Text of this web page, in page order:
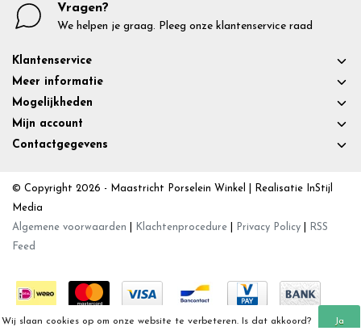
Vragen?
We helpen je graag. Pleeg onze klantenservice raad
Klantenservice
Meer informatie
Mogelijkheden
Mijn account
Contactgegevens
© Copyright 2026 - Maastricht Porselein Winkel | Realisatie InStijl
Media
Algemene voorwaarden
Klachtenprocedure Privacy Policy
RSS
Feed
Wij slaan cookies op om onze website te verbeteren. Is dat akkoord? Ja